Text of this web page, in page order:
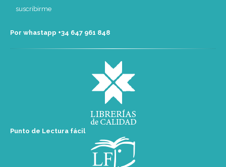
Por whastapp +34 ‭647 961 848‬
Punto de Lectura fácil